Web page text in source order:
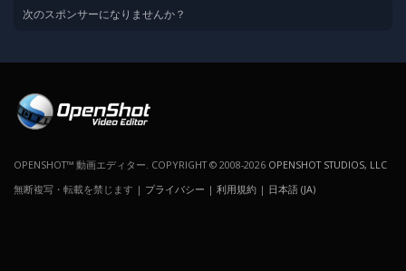
次のスポンサーになりませんか？
OPENSHOT™ 動画エディター. COPYRIGHT © 2008-2026 OPENSHOT STUDIOS, LLC
無断複写・転載を禁じます | プライバシー | 利用規約 | 日本語 (JA)